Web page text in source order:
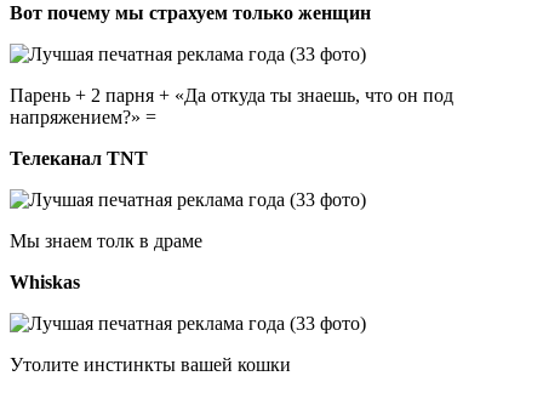
Вот почему мы страхуем только женщин
Парень + 2 парня + «Да откуда ты знаешь, что он под
напряжением?» =
Телеканал TNT
Мы знаем толк в драме
Whiskas
Утолите инстинкты вашей кошки